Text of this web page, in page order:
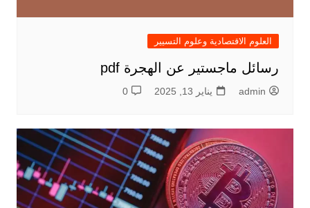
العلوم الاقتصادية وعلوم التسيير
رسائل ماجستير عن الهجرة pdf
admin يناير 13, 2025 0